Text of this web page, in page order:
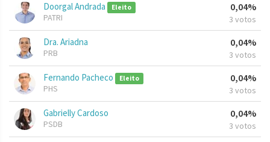
Doorgal Andrada Eleito
PATRI
0,04%
3 votos
Dra. Ariadna
PRB
0,04%
3 votos
Fernando Pacheco Eleito
PHS
0,04%
3 votos
Gabrielly Cardoso
PSDB
0,04%
3 votos